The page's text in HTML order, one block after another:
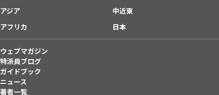
アジア
中近東
アフリカ
日本
ウェブマガジン
特派員ブログ
ガイドブック
ニュース
著者一覧